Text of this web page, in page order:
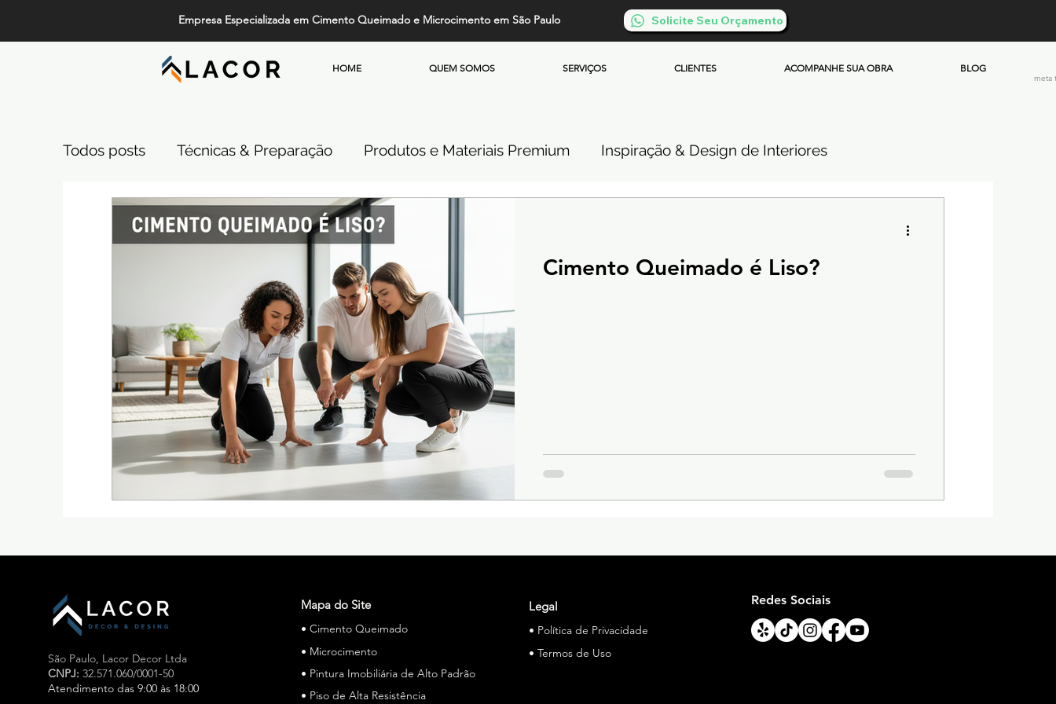
Empresa Especializada em Cimento Queimado e Microcimento em São Paulo Solicite Seu Orçamento
HOME QUEM SOMOS SERVIÇOS CLIENTES ACOMPANHE SUA OBRA BLOG
meta
Todos posts Técnicas & Preparação Produtos e Materiais Premium Inspiração & Design de Interiores
Design, Tendências e Serviços Piso de Cimento Queimado
Cimento Queimado Microcimento Queimado Investimento & Custos
Comparativos de Revestimentos Cimento Queimado Soluções Especiais
Cimento Queimado é Liso?
São Paulo, Lacor Decor Ltda
CNPJ: 32.571.060/0001-50
Atendimento das 9:00 às 18:00
Mapa do Site
• Cimento Queimado
• Microcimento
• Pintura Imobiliária de Alto Padrão
• Piso de Alta Resistência
Legal
• Política de Privacidade
• Termos de Uso
Redes Sociais